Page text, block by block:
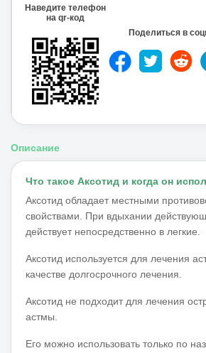
Fluticason,Fluticason propionat
Wasser,
Наведите телефон
на qr-код
Поделиться в
Описание
Что такое Аксотид и когда он
Аксотид обладает местными
свойствами. При вдыхании
действует непосредственно в легкие.
Аксотид используется для лечения
качестве долгосрочного лечения.
Аксотид не подходит для лечения
астмы.
Его можно использовать только по